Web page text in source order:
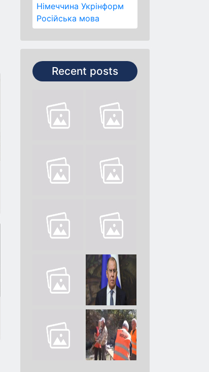
Німеччина Укрінформ
Російська мова
Recent posts